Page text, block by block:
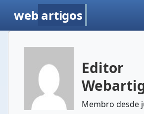
web artigos
Editor
Membro desde